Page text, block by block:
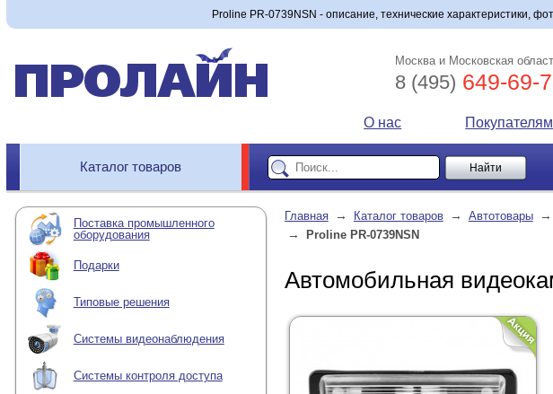
Proline PR-0739NSN - описание, технические характеристики,
Москва и Московская
8 (495) 649-69-
О нас Покупателям
Каталог товаров
Поставка промышленного
оборудования
Подарки
Типовые решения
Системы видеонаблюдения
Системы контроля доступа
Главная → Каталог товаров → Автотовары →
→ Proline PR-0739NSN
Автомобильная